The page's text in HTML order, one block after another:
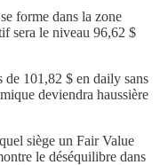
forme dans la zone
sera le niveau 96,62 $
101,82 $ en daily sans
deviendra haussière
siège un Fair Value
le déséquilibre dans